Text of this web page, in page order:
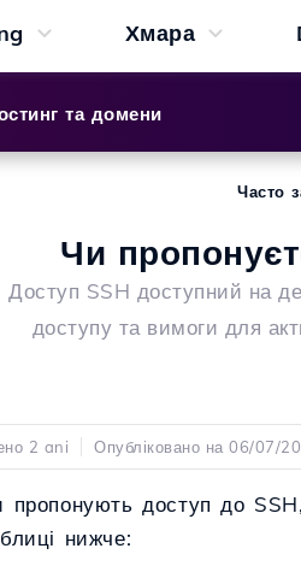
Хмара
та домени
Часто
Чи
Доступ SSH доступний на
доступу та вимоги для
2 ani Опубліковано на 06/07/
пропонують доступ до
нижче: